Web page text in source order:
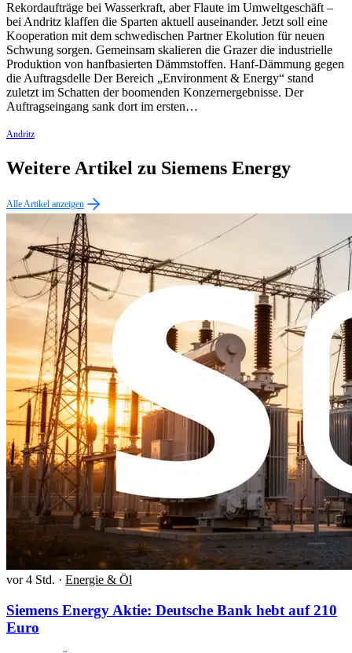
Rekordaufträge bei Wasserkraft, aber Flaute im Umweltgeschäft –
bei Andritz klaffen die Sparten aktuell auseinander. Jetzt soll eine
Kooperation mit dem schwedischen Partner Ekolution für neuen
Schwung sorgen. Gemeinsam skalieren die Grazer die industrielle
Produktion von hanfbasierten Dämmstoffen. Hanf-Dämmung gegen
die Auftragsdelle Der Bereich „Environment & Energy“ stand
zuletzt im Schatten der boomenden Konzernergebnisse. Der
Auftragseingang sank dort im ersten…
Andritz
Weitere Artikel zu Siemens Energy
Alle Artikel anzeigen
vor 4 Std. · Energie & Öl
Siemens Energy Aktie: Deutsche Bank hebt auf 210
Euro